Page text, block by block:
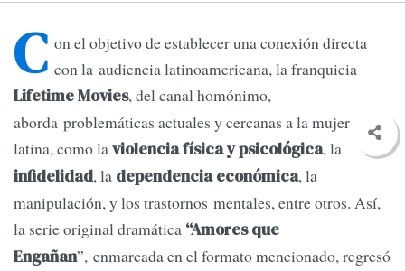
C on el objetivo de establecer una conexión directa
con la audiencia latinoamericana, la franquicia
Lifetime Movies, del canal homónimo,
aborda problemáticas actuales y cercanas a la mujer
latina, como laviolencia física y psicológica, la
infidelidad, la dependencia económica, la
manipulación, y los trastornos mentales, entre otros. Así,
la serie original dramática “Amores que
Engañan”, enmarcada en el formato mencionado, regresó